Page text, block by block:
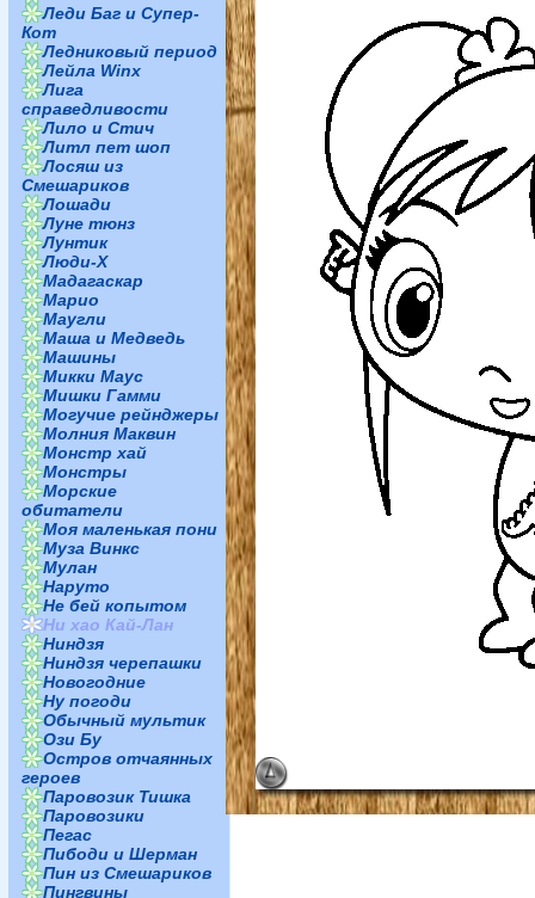
Леди Баг и Супер-
Кот
Ледниковый период
Лейла Winx
Лига
справедливости
Лило и Стич
Литл пет шоп
Лосяш из
Смешариков
Лошади
Луне тюнз
Лунтик
Люди-Х
Мадагаскар
Марио
Маугли
Маша и Медведь
Машины
Микки Маус
Мишки Гамми
Могучие рейнджеры
Молния Маквин
Монстр хай
Монстры
Морские
обитатели
Моя маленькая пони
Муза Винкс
Мулан
Наруто
Не бей копытом
Ни хао Кай-Лан
Ниндзя
Ниндзя черепашки
Новогодние
Ну погоди
Обычный мультик
Ози Бу
Остров отчаянных
героев
Паровозик Тишка
Паровозики
Пегас
Пибоди и Шерман
Пин из Смешариков
Пингвины